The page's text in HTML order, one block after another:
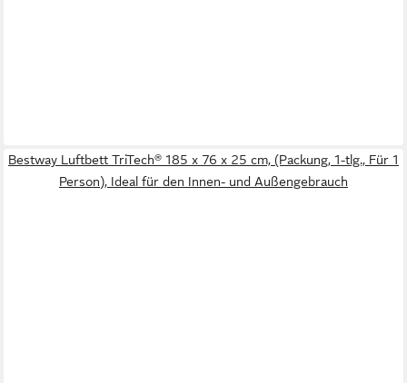
Bestway Luftbett TriTech® 185 x 76 x 25 cm, (Packung, 1-tlg., Für 1
Person), Ideal für den Innen- und Außengebrauch